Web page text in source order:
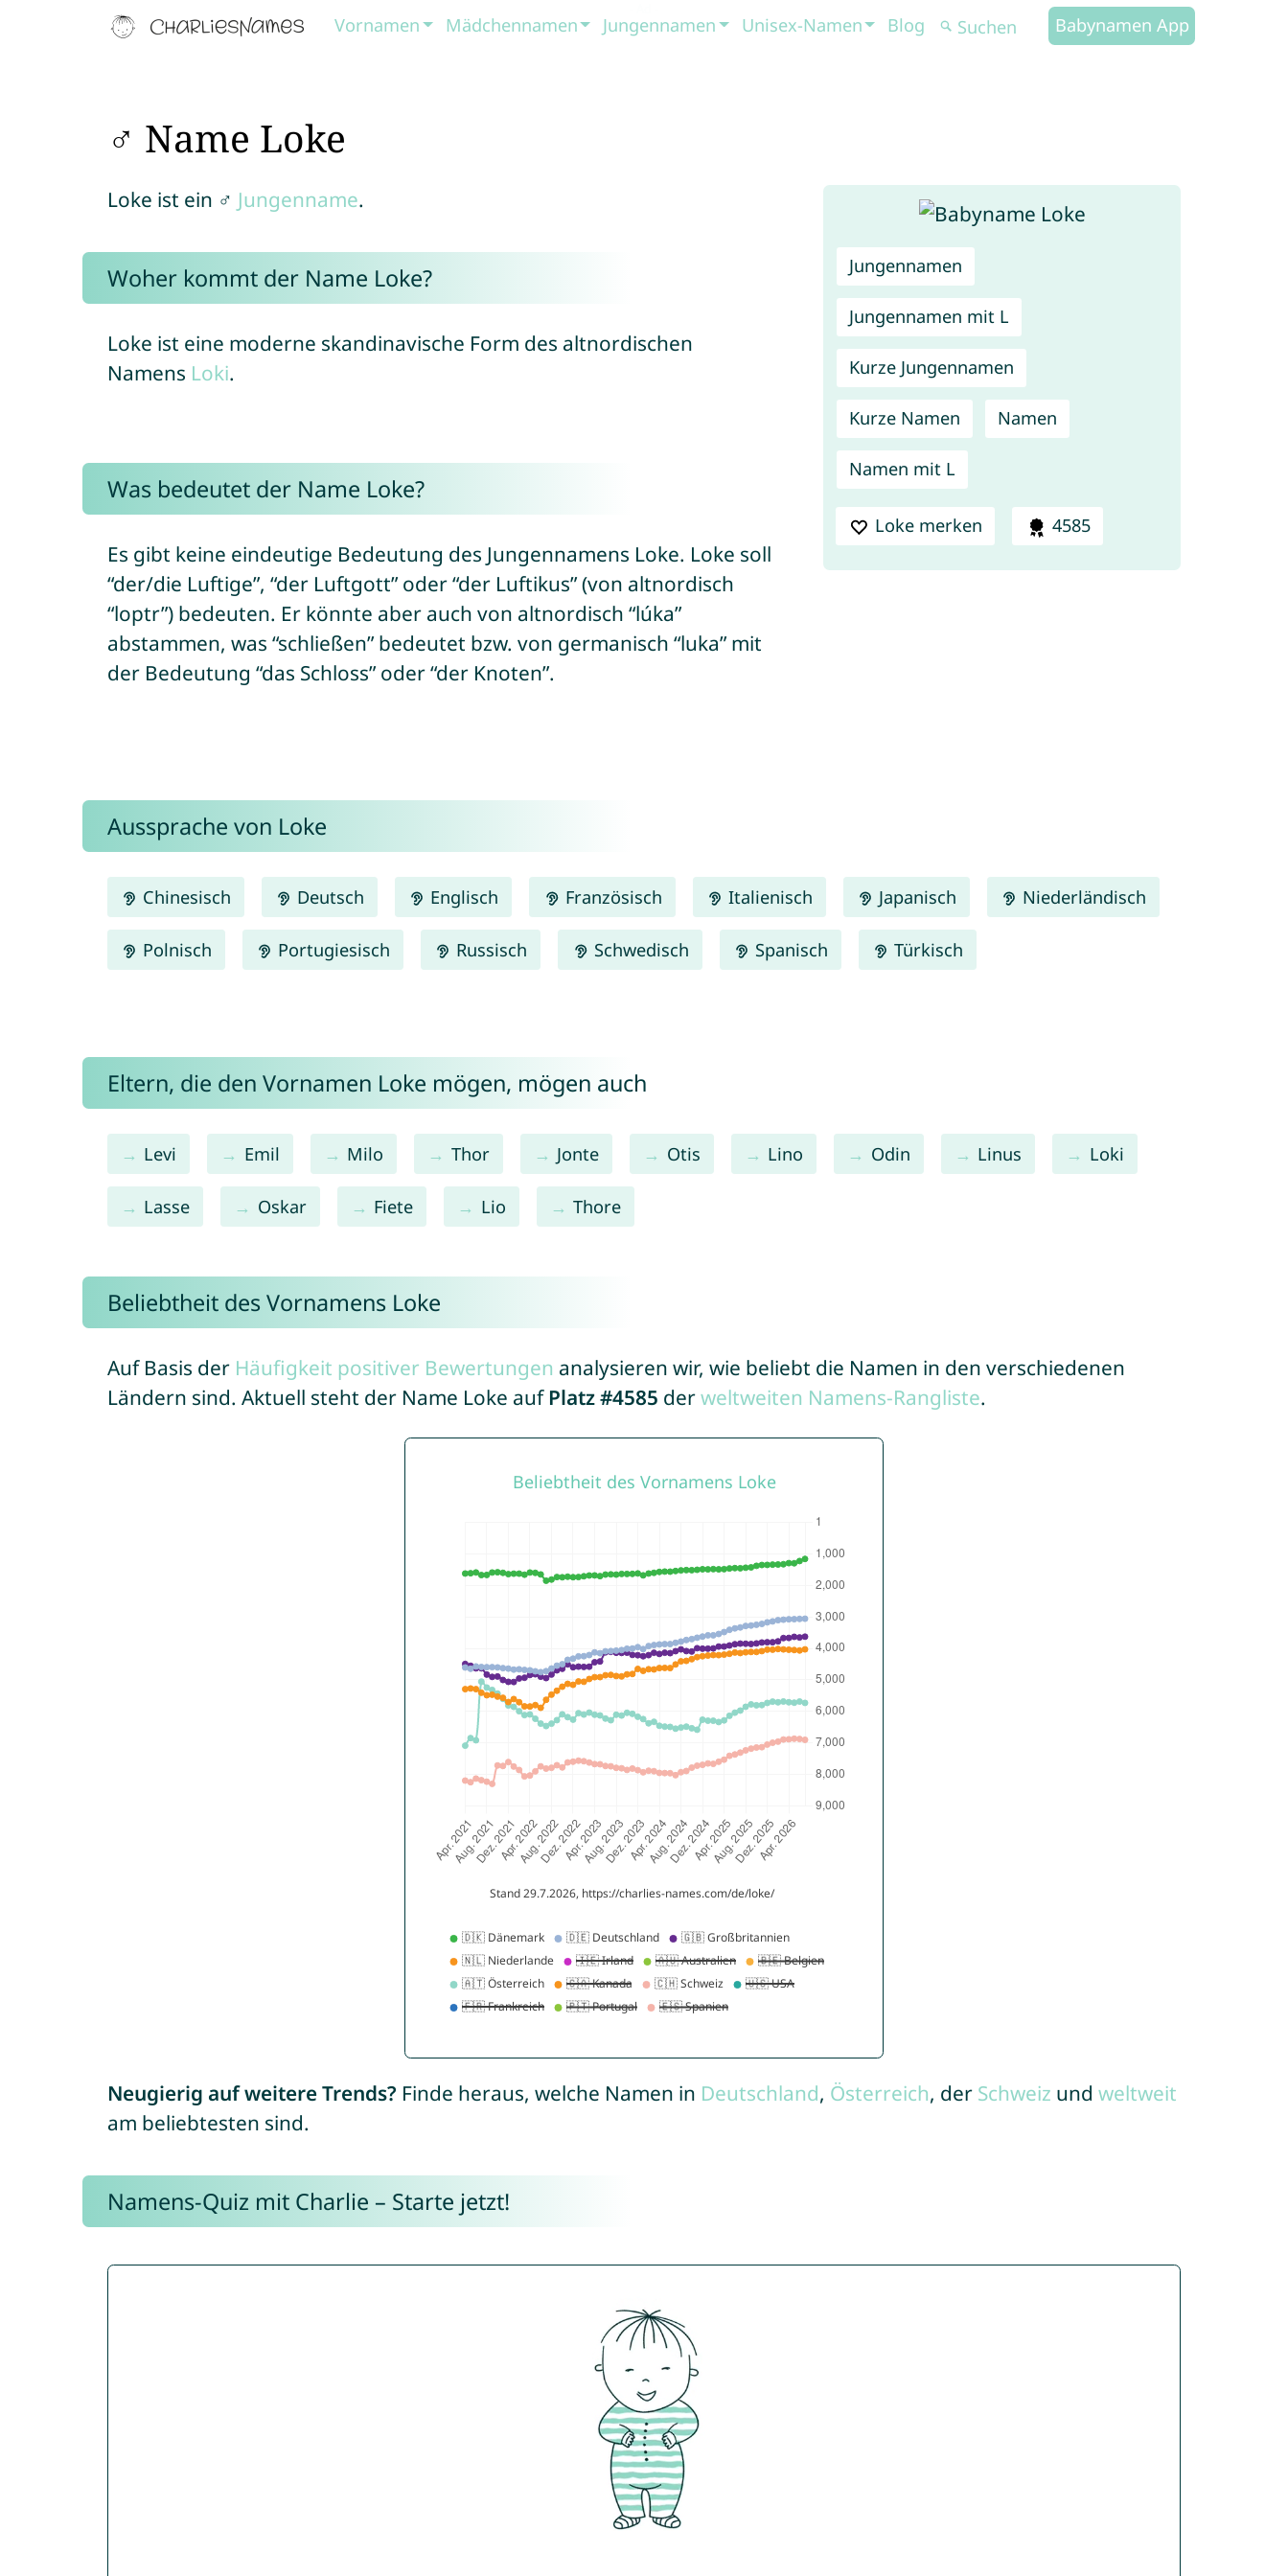
Vornamen Mädchennamen Jungennamen Unisex-Namen Blog Babynamen App
♂ Name Loke
Jungennamen
Jungennamen mit L
Kurze Jungennamen
Kurze Namen Namen
Namen mit L
Loke merken 4585
Loke ist ein ♂ Jungenname.
Woher kommt der Name Loke?
Loke ist eine moderne skandinavische Form des altnordischen
Namens Loki.
Was bedeutet der Name Loke?
Es gibt keine eindeutige Bedeutung des Jungennamens Loke. Loke soll
“der/die Luftige”, “der Luftgott” oder “der Luftikus” (von altnordisch
“loptr”) bedeuten. Er könnte aber auch von altnordisch “lúka”
abstammen, was “schließen” bedeutet bzw. von germanisch “luka” mit
der Bedeutung “das Schloss” oder “der Knoten”.
Aussprache von Loke
Chinesisch Deutsch Englisch Französisch Italienisch Japanisch Niederländisch
Polnisch Portugiesisch Russisch Schwedisch Spanisch Türkisch
Eltern, die den Vornamen Loke mögen, mögen auch
Levi Emil Milo Thor Jonte Otis Lino Odin Linus Loki
Lasse Oskar Fiete Lio Thore
Beliebtheit des Vornamens Loke
Auf Basis der Häufigkeit positiver Bewertungen analysieren wir, wie beliebt die Namen in den verschiedenen
Ländern sind. Aktuell steht der Name Loke auf Platz #4585 derweltweiten Namens-Rangliste.
Neugierig auf weitere Trends? Finde heraus, welche Namen in Deutschland, Österreich, der Schweiz und weltweit
am beliebtesten sind.
Namens-Quiz mit Charlie – Starte jetzt!